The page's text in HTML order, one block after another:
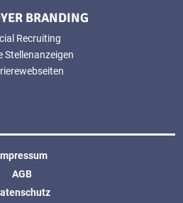
BRANDING
Recruiting
Stellenanzeigen
AGB